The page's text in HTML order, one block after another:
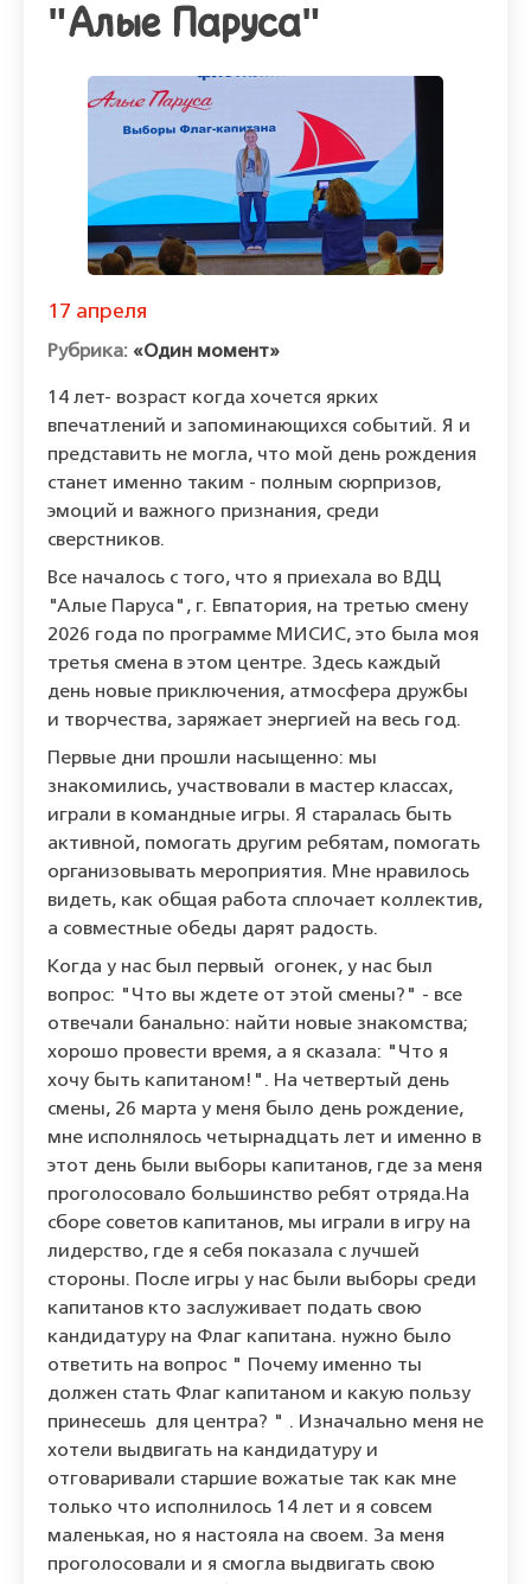
"Алые Паруса"
17 апреля
«Один момент»
14 лет- возраст когда хочется ярких
впечатлений и запоминающихся событий. Я и
представить не могла, что мой день рождения
станет именно таким - полным сюрпризов,
эмоций и важного признания, среди
сверстников.
Все началось с того, что я приехала во ВДЦ
"Алые Паруса", г. Евпатория, на третью смену
2026 года по программе МИСИС, это была моя
третья смена в этом центре. Здесь каждый
день новые приключения, атмосфера дружбы
и творчества, заряжает энергией на весь год.
Первые дни прошли насыщенно: мы
знакомились, участвовали в мастер классах,
играли в командные игры. Я старалась быть
активной, помогать другим ребятам, помогать
организовывать мероприятия. Мне нравилось
видеть, как общая работа сплочает коллектив,
а совместные обеды дарят радость.
Когда у нас был первый огонек, у нас был
вопрос: "Что вы ждете от этой смены?" - все
отвечали банально: найти новые знакомства;
хорошо провести время, а я сказала: "Что я
хочу быть капитаном!". На четвертый день
смены, 26 марта у меня было день рождение,
мне исполнялось четырнадцать лет и именно в
этот день были выборы капитанов, где за меня
проголосовало большинство ребят отряда.На
сборе советов капитанов, мы играли в игру на
лидерство, где я себя показала с лучшей
стороны. После игры у нас были выборы среди
капитанов кто заслуживает подать свою
кандидатуру на Флаг капитана. нужно было
ответить на вопрос " Почему именно ты
должен стать Флаг капитаном и какую пользу
принесешь для центра? " . Изначально меня не
хотели выдвигать на кандидатуру и
отговаривали старшие вожатые так как мне
только что исполнилось 14 лет и я совсем
маленькая, но я настояла на своем. За меня
проголосовали и я смогла выдвигать свою